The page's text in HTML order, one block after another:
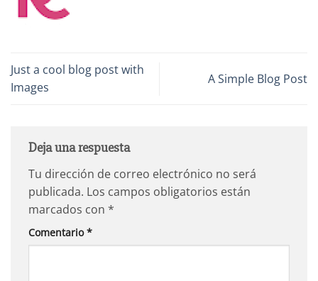
Just a cool blog post with
Images
A Simple Blog Post
Deja una respuesta
Tu dirección de correo electrónico no será
publicada. Los campos obligatorios están
marcados con *
Comentario*